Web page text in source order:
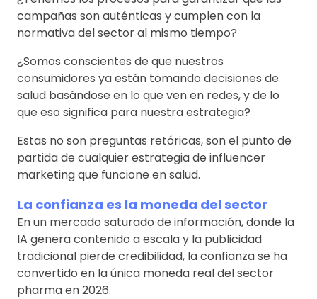
campañas son auténticas y cumplen con la
normativa del sector al mismo tiempo?
¿Somos conscientes de que nuestros
consumidores ya están tomando decisiones de
salud basándose en lo que ven en redes, y de lo
que eso significa para nuestra estrategia?
Estas no son preguntas retóricas, son el punto de
partida de cualquier estrategia de influencer
marketing que funcione en salud.
La confianza es la moneda del sector
En un mercado saturado de información, donde la
IA genera contenido a escala y la publicidad
tradicional pierde credibilidad, la confianza se ha
convertido en la única moneda real del sector
pharma en 2026.